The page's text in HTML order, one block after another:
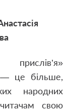
прислів’я»
— це більше,
народних
свою